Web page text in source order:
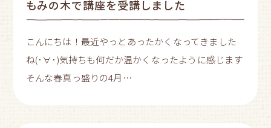
もみの木で講座を受講しました
こんにちは！最近やっとあったかくなってきました
ね(･∀･)気持ちも何だか温かくなったように感じます
そんな春真っ盛りの4月…